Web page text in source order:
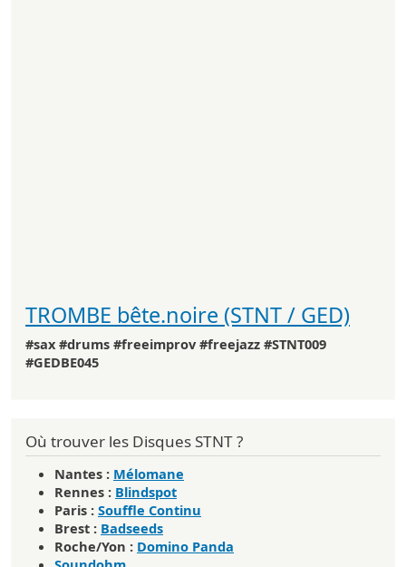
TROMBE bête.noire (STNT / GED)
#sax #drums #freeimprov #freejazz #STNT009
#GEDBE045
Où trouver les Disques STNT ?
Nantes : Mélomane
Rennes : Blindspot
Paris : Souffle Continu
Brest : Badseeds
Roche/Yon : Domino Panda